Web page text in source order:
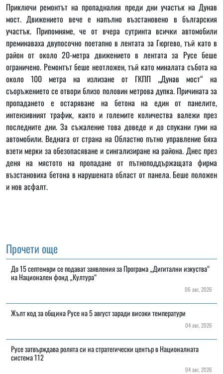
Приключи ремонтът на пропадналия преди дни участък на Дунав
мост. Движението вече е напълно възстановено в българския
участък. Припомняме, че от вчера сутринта всички автомобили
преминаваха двупосочно поетапно в лентата за Гюргево, тъй като в
район от около 20-метра движението в лентата за Русе беше
ограничено. Ремонтът беше неотложен, тъй като миналата събота на
около 100 метра на излизане от ГКПП „Дунав мост“ на
съоръжението се отвори близо половин метрова дупка. Причината за
пропадането е остаряване на бетона на един от панелите,
интензивният трафик, както и големите количества валежи през
последните дни. За съжаление това доведе и до спукани гуми на
автомобили. Веднага от страна на Областно пътно управление бяха
взети мерки за обезопасяване и сингализиране на района. Днес през
деня на мястото на пропадане от пътноподдържащата фирма
възстановиха бетона в нарушената област от панела. Беше положен
и нов асфалт.
Прочети още
До 15 септември се подават заявления за Програма „Дигитални изкуства“
на Национален фонд „Култура“
06 авг, 2026
Жълт код за община Русе на 5 август заради високи температури
04 авг, 2026
Русе затвърждава ролята си на стратегически център в Националната
система 112
04 авг, 2026